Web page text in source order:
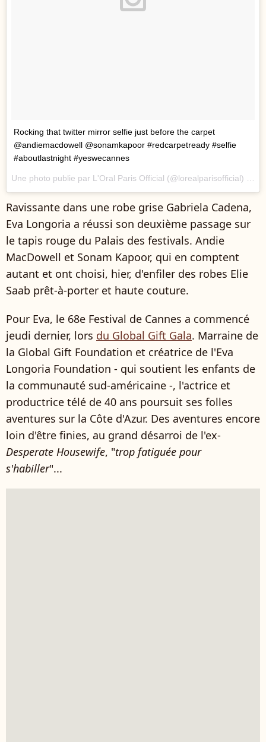
Rocking that twitter mirror selfie just before the carpet
@andiemacdowell @sonamkapoor #redcarpetready #selfie
#aboutlastnight #yeswecannes
Ravissante dans une robe grise Gabriela Cadena,
Eva Longoria a réussi son deuxième passage sur
le tapis rouge du Palais des festivals. Andie
MacDowell et Sonam Kapoor, qui en comptent
autant et ont choisi, hier, d'enfiler des robes Elie
Saab prêt-à-porter et haute couture.
Pour Eva, le 68e Festival de Cannes a commencé
jeudi dernier, lors du Global Gift Gala. Marraine de
la Global Gift Foundation et créatrice de l'Eva
Longoria Foundation - qui soutient les enfants de
la communauté sud-américaine -, l'actrice et
productrice télé de 40 ans poursuit ses folles
aventures sur la Côte d'Azur. Des aventures encore
loin d'être finies, au grand désarroi de l'ex-
Desperate Housewife, "trop fatiguée pour
s'habiller"...